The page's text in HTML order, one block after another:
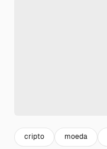
cripto moeda